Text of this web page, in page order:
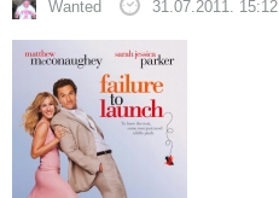
Wanted 31.07.2011. 15:12